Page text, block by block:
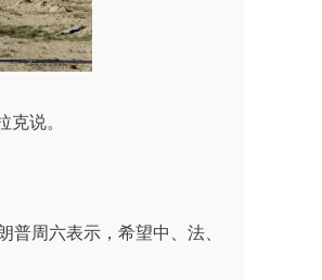
说。
周六表示，希望中、法、